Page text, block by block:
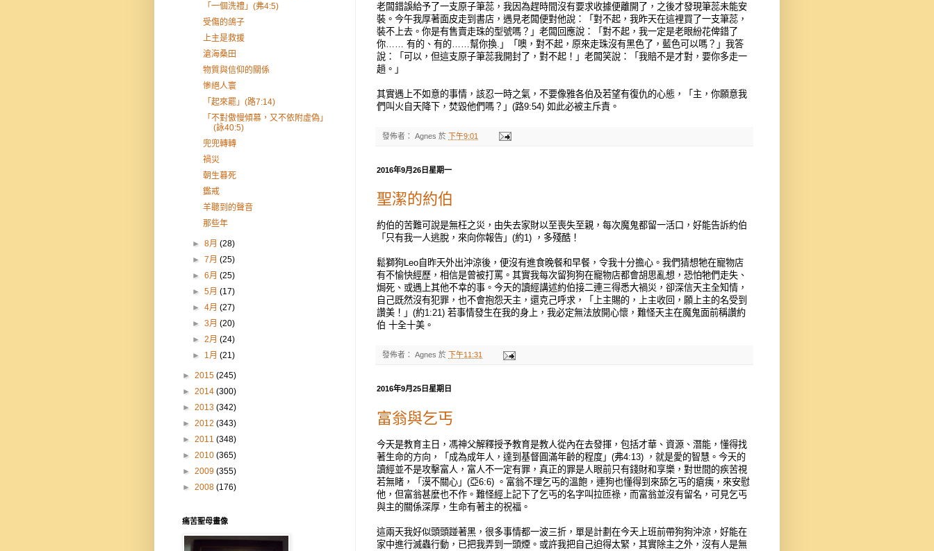
老闆錯誤給予了一支原子筆蕊，我因為趕時間沒有要求收據便離開了，之後才發現筆蕊未能安
裝。今午我厚著面皮走到書店，遇見老闆便對他說：「對不起，我昨天在這裡買了一支筆蕊，
裝不上去。你是有售賣走珠的型號嗎？」老闆回應說：「對不起，我一定是老眼紛花俾錯了
你…… 有的、有的……幫你換.」「噢，對不起，原來走珠沒有黑色了，藍色可以嗎？」我答
說：「可以，但這支原子筆蕊我開封了，對不起！」老闆笑說：「我賠不是才對，要你多走一
趟。」
其實遇上不如意的事情，該忍一時之氣，不要像雅各伯及若望有復仇的心態，「主，你願意我
們叫火自天降下，焚毀他們嗎？」(路9:54) 如此必被主斥責。
發佈者： Agnes 於 下午9:01
2016年9月26日星期一
聖潔的約伯
約伯的苦難可說是無枉之災，由失去家財以至喪失至親，每次魔鬼都留一活口，好能告訴約伯
「只有我一人逃脫，來向你報告」(約1) ，多殘酷！
鬆獅狗Leo自昨天外出沖涼後，便沒有進食晚餐和早餐，令我十分擔心。我們猜想牠在寵物店
有不愉快經歷，相信是曾被打罵。其實我每次留狗狗在寵物店都會胡思亂想，恐怕牠們走失、
焗死、或遇上其他不幸的事。今天的讀經講述約伯接二連三得悉大禍災，卻深信天主全知情，
自己既然沒有犯罪，也不會抱怨天主，還克己呼求，「上主賜的，上主收回，願上主的名受到
讚美！」(約1:21) 若事情發生在我的身上，我必定無法放開心懷，難怪天主在魔鬼面前稱讚約
伯 十全十美。
發佈者： Agnes 於 下午11:31
2016年9月25日星期日
富翁與乞丐
今天是教育主日，馮神父解釋授予教育是教人從內在去發揮，包括才華、資源、潛能，懂得找
著生命的方向，「成為成年人，達到基督圓滿年齡的程度」(弗4:13) ，就是愛的智慧。今天的
讀經並不是攻擊富人，富人不一定有罪，真正的罪是人眼前只有錢財和享樂，對世間的疾苦視
若無睹，「漠不關心」(亞6:6) 。富翁不理乞丐的溫飽，連狗也懂得到來舔乞丐的瘡痍，來安慰
他，但富翁甚麼也不作。難怪經上記下了乞丐的名字叫拉匝祿，而富翁並沒有留名，可見乞丐
與主的關係深厚，生命有著主的祝福。
這兩天我好似頭頭踫著黑，很多事情都一波三折，單是計劃在今天上班前帶狗狗沖涼，好能在
家中進行滅蟲行動，已把我弄到一頭煙。或許我把自己迫得太緊，其實除主之外，沒有人是無
「一個洗禮」(弗4:5)
受傷的鴿子
上主是救援
滄海桑田
物質與信仰的關係
慘絕人寰
「起來罷」(路7:14)
「不對傲慢傾慕，又不依附虛偽」
(詠40:5)
兜兜轉轉
禍災
朝生暮死
鑑戒
羊聽到的聲音
那些年
►8月(28)
►7月(25)
►6月(25)
►5月(17)
►4月(27)
►3月(20)
►2月(24)
► 1月(21)
► 2015 (245)
► 2014 (300)
► 2013 (342)
► 2012 (343)
► 2011 (348)
► 2010 (365)
► 2009 (355)
► 2008 (176)
痛苦聖母畫像